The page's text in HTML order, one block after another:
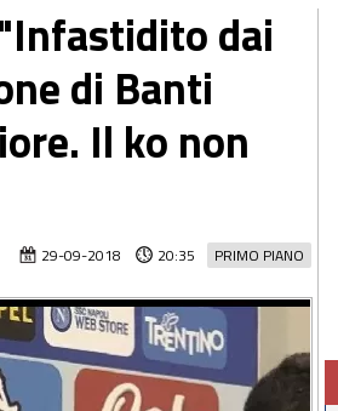
dai
di Banti
Il ko non
PRIMO PIANO
29-09-2018 20:35